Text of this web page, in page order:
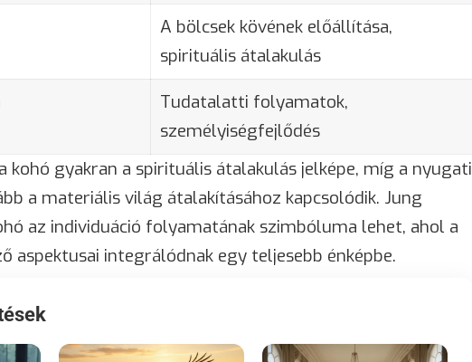
A bölcsek kövének előállítása,
spirituális átalakulás
Tudatalatti folyamatok,
személyiségfejlődés
kohó gyakran a spirituális átalakulás jelképe, míg a nyugati
a materiális világ átalakításához kapcsolódik. Jung
az individuáció folyamatának szimbóluma lehet, ahol a
aspektusai integrálódnak egy teljesebb énképbe.